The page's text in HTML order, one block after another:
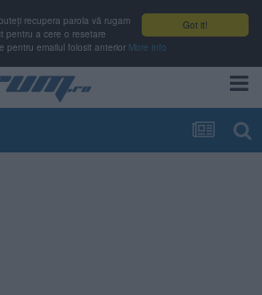
Got it!
recupera parola vă rugam
pentru a cere o resetare
pentru emailul folosit anterior More info